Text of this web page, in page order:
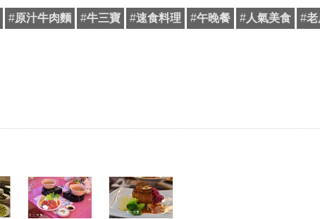
#原汁牛肉麵 #牛三寶 #速食料理 #午晚餐 #人氣美食 #老